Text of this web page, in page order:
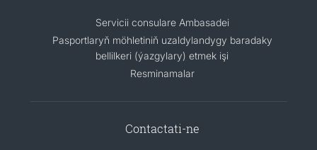
Servicii consulare Ambasadei
Pasportlaryň möhletiniň uzaldylandygy baradaky
bellilkeri (ýazgylary) etmek işi
Resminamalar
Contactati-ne